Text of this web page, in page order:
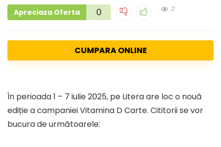
Apreciaza Oferta 0 2
CUMPARA ONLINE
În perioada 1 – 7 iulie 2025, pe Litera are loc o nouă
ediție a campaniei Vitamina D Carte. Cititorii se vor
bucura de următoarele: